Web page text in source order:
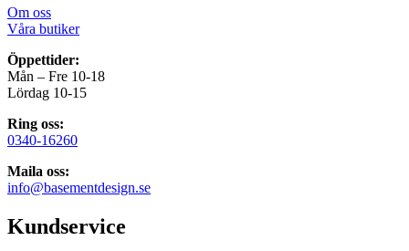
Om oss
Våra butiker
Öppettider:
Mån – Fre 10-18
Lördag 10-15
Ring oss:
0340-16260
Maila oss:
info@basementdesign.se
Kundservice